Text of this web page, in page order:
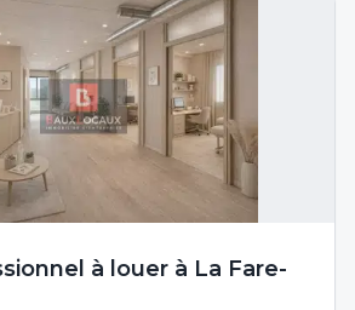
à louer à La Fare-